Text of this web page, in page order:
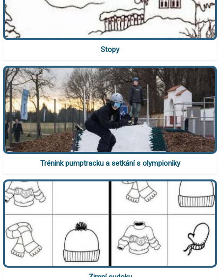
Stopy
Trénink pumptracku a setkání s olympioniky